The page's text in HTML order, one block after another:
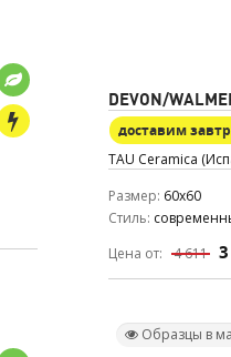
DEVON/
доставим
TAU Ceramica
Размер 60x60
Стиль
Цена от:
4 611
Образцы в